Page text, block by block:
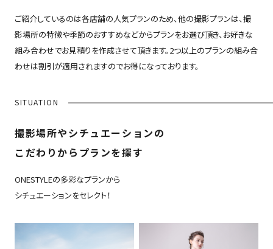
ご紹介しているのは各店舗の人気プランのため、他の撮影プランは、撮
影場所の特徴や季節のおすすめなどからプランをお選び頂き、お好きな
組み合わせでお見積りを作成させて頂きます。2つ以上のプランの組み合
わせは割引が適用されますのでお得になっております。
SITUATION
撮影場所やシチュエーションの
こだわりからプランを探す
ONESTYLEの多彩なプランから
シチュエーションをセレクト！